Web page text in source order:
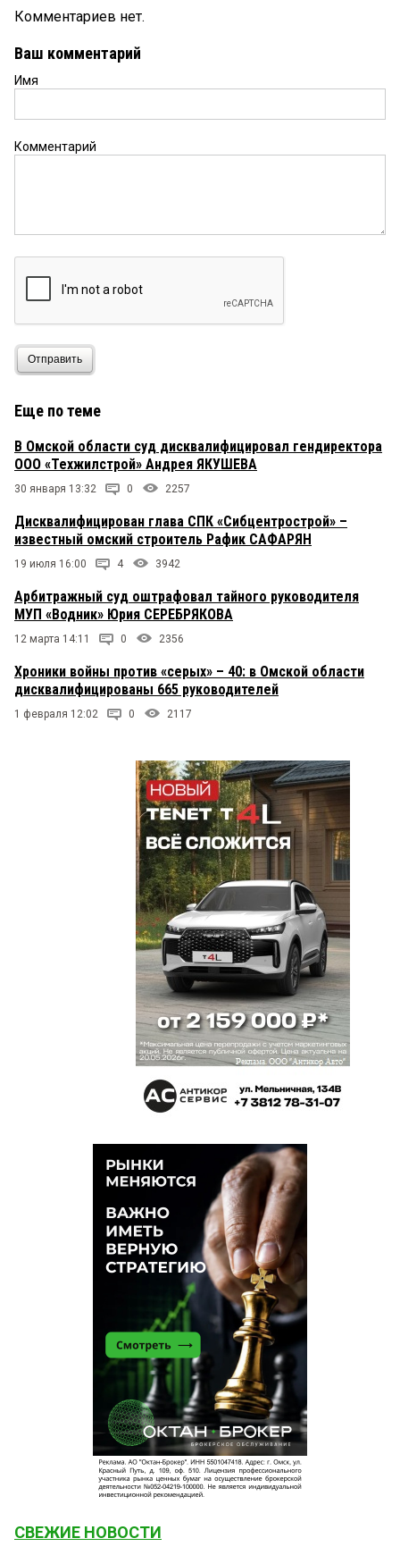
Комментариев нет.
Ваш комментарий
Имя
Комментарий
Отправить
Еще по теме
В Омской области суд дисквалифицировал гендиректора
ООО «Техжилстрой» Андрея ЯКУШЕВА
30 января 13:32 0 2257
Дисквалифицирован глава СПК «Сибцентрострой» –
известный омский строитель Рафик САФАРЯН
19 июля 16:00 4 3942
Арбитражный суд оштрафовал тайного руководителя
МУП «Водник» Юрия СЕРЕБРЯКОВА
12 марта 14:11 0 2356
Хроники войны против «серых» – 40: в Омской области
дисквалифицированы 665 руководителей
1 февраля 12:02 0 2117
СВЕЖИЕ НОВОСТИ